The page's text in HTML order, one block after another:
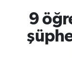
9
Resmi
Eğitim
Tekirdağ
Süper Lig
Tüm